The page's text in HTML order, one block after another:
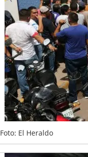
Foto: El Heraldo